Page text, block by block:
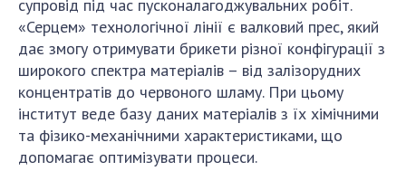
супровід під час пусконалагоджувальних робіт.
«Серцем» технологічної лінії є валковий прес, який
дає змогу отримувати брикети різної конфігурації з
широкого спектра матеріалів – від залізорудних
концентратів до червоного шламу. При цьому
інститут веде базу даних матеріалів з їх хімічними
та фізико-механічними характеристиками, що
допомагає оптимізувати процеси.